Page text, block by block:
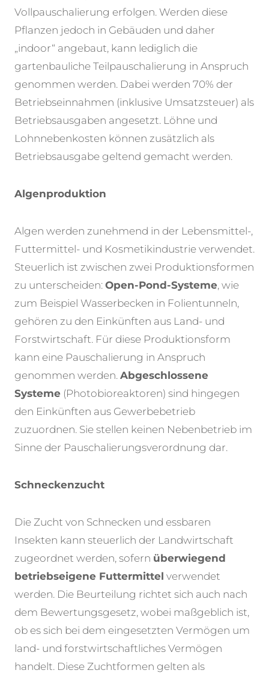
Vollpauschalierung erfolgen. Werden diese
Pflanzen jedoch in Gebäuden und daher
„indoor“ angebaut, kann lediglich die
gartenbauliche Teilpauschalierung in Anspruch
genommen werden. Dabei werden 70% der
Betriebseinnahmen (inklusive Umsatzsteuer) als
Betriebsausgaben angesetzt. Löhne und
Lohnnebenkosten können zusätzlich als
Betriebsausgabe geltend gemacht werden.
Algenproduktion
Algen werden zunehmend in der Lebensmittel-,
Futtermittel- und Kosmetikindustrie verwendet.
Steuerlich ist zwischen zwei Produktionsformen
zu unterscheiden: Open-Pond-Systeme, wie
zum Beispiel Wasserbecken in Folientunneln,
gehören zu den Einkünften aus Land- und
Forstwirtschaft. Für diese Produktionsform
kann eine Pauschalierung in Anspruch
genommen werden. Abgeschlossene
Systeme (Photobioreaktoren) sind hingegen
den Einkünften aus Gewerbebetrieb
zuzuordnen. Sie stellen keinen Nebenbetrieb im
Sinne der Pauschalierungsverordnung dar.
Schneckenzucht
Die Zucht von Schnecken und essbaren
Insekten kann steuerlich der Landwirtschaft
zugeordnet werden, sofern überwiegend
betriebseigene Futtermittel verwendet
werden. Die Beurteilung richtet sich auch nach
dem Bewertungsgesetz, wobei maßgeblich ist,
ob es sich bei dem eingesetzten Vermögen um
land- und forstwirtschaftliches Vermögen
handelt. Diese Zuchtformen gelten als